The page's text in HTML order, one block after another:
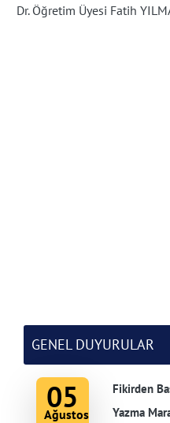
Dr. Öğretim Üyesi Fatih
GENEL DUYURULAR
05
Ağustos
Fikirden
Yazma